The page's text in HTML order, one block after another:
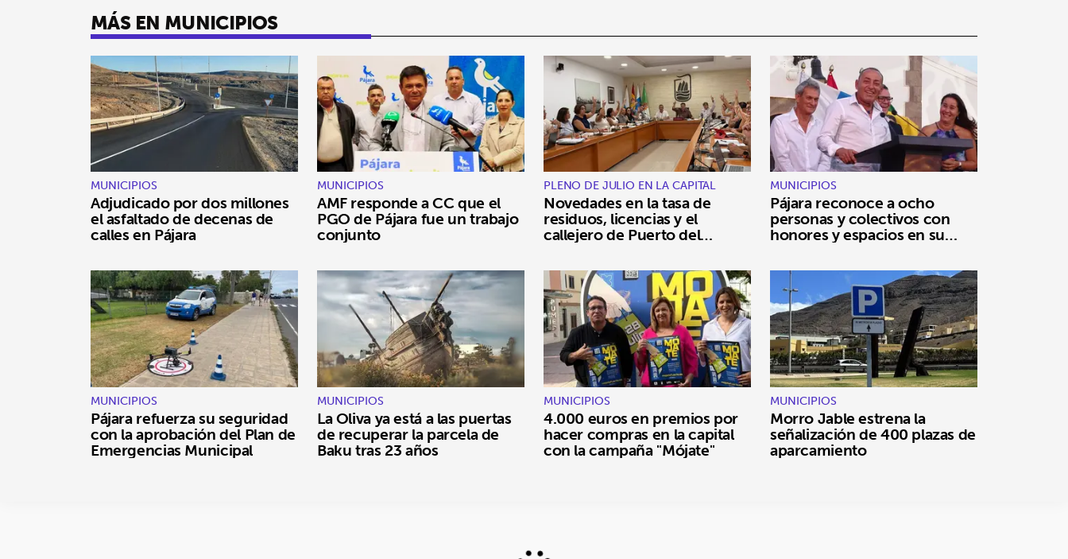
MÁS EN MUNICIPIOS
MUNICIPIOS
Adjudicado por dos millones
el asfaltado de decenas de
calles en Pájara
MUNICIPIOS
AMF responde a CC que el
PGO de Pájara fue un trabajo
conjunto
PLENO DE JULIO EN LA CAPITAL
Novedades en la tasa de
residuos, licencias y el
callejero de Puerto del
Rosario
MUNICIPIOS
Pájara reconoce a ocho
personas y colectivos con
honores y espacios en su
MUNICIPIOS
Pájara refuerza su seguridad
con la aprobación del Plan de
Emergencias Municipal
MUNICIPIOS
La Oliva ya está a las puertas
de recuperar la parcela de
Baku tras 23 años
MUNICIPIOS
4.000 euros en premios por
hacer compras en la capital
con la campaña "Mójate"
MUNICIPIOS
Morro Jable estrena la
señalización de 400 plazas de
aparcamiento